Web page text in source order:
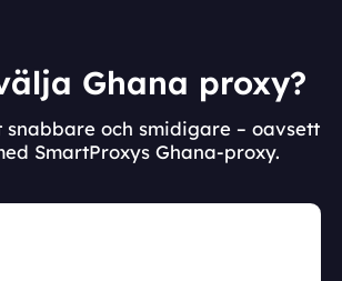
Ghana proxy?
snabbare och smidigare – oavsett
SmartProxys Ghana-proxy.